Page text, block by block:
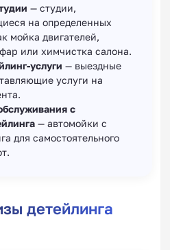
— студии,
на определенных
мойка двигателей,
или химчистка салона.
услуги — выездные
услуги на
с
— автомойки с
для самостоятельного
детейлинга